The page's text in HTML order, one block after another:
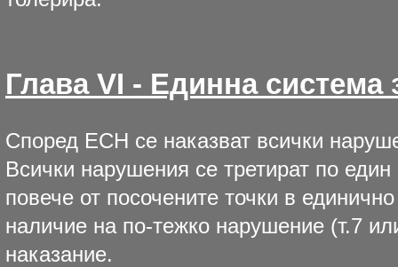
Глава VI - Единна система
Според ЕСН се наказват всички
Всички нарушения се третират по
повече от посочените точки в
наличие на по-тежко нарушение (т.7
наказание.